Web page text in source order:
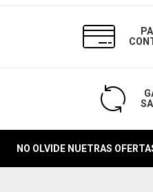
NO OLVIDE NUETRAS OFERTAS